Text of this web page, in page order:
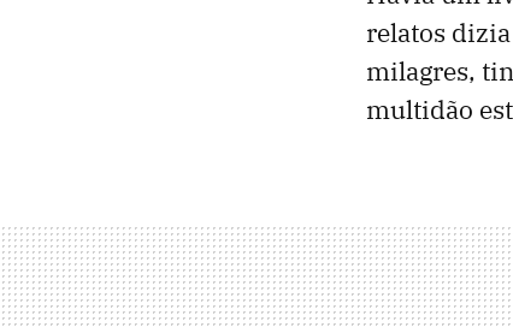
relatos
milagres,
multidão